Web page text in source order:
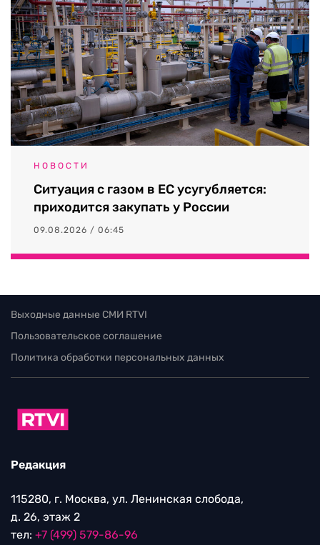
НОВОСТИ
Ситуация с газом в ЕС усугубляется:
приходится закупать у России
09.08.2026 / 06:45
Выходные данные СМИ RTVI
Пользовательское соглашение
Политика обработки персональных данных
Редакция
115280, г. Москва, ул. Ленинская слобода,
д. 26, этаж 2
тел: +7 (499) 579-86-96